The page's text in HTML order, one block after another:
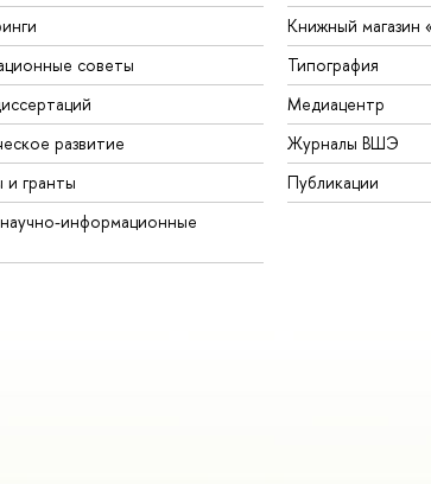
советы
развитие
и гранты
информационные
Книжный магазин
Типография
Медиацентр
Журналы ВШЭ
Публикации